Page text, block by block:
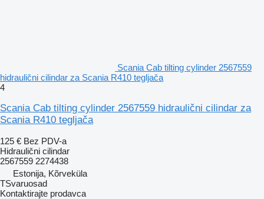
Scania Cab tilting cylinder 2567559
hidraulični cilindar za Scania R410 tegljača
4
Scania Cab tilting cylinder 2567559 hidraulični cilindar za
Scania R410 tegljača
125 € Bez PDV-a
Hidraulični cilindar
2567559 2274438
Estonija, Kõrveküla
TSvaruosad
Kontaktirajte prodavca